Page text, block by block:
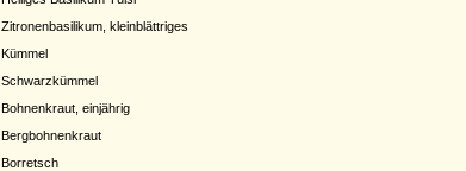
Zitronenbasilikum, kleinblättriges
Kümmel
Schwarzkümmel
Bohnenkraut, einjährig
Bergbohnenkraut
Borretsch